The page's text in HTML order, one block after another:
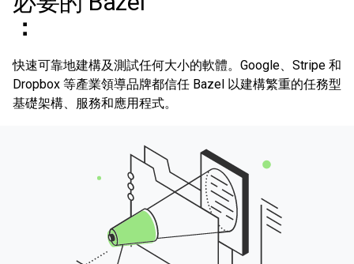
：
快速可靠地建構及測試任何大小的軟體。Google、Stripe 和
Dropbox 等產業領導品牌都信任 Bazel 以建構繁重的任務型
基礎架構、服務和應用程式。